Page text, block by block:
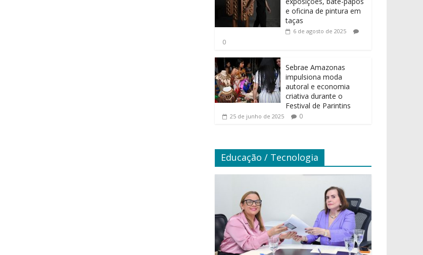
e oficina de pintura em
taças
6 de agosto de 2025
0
Sebrae Amazonas
impulsiona moda
autoral e economia
criativa durante o
Festival de Parintins
25 de junho de 2025 0
Educação / Tecnologia